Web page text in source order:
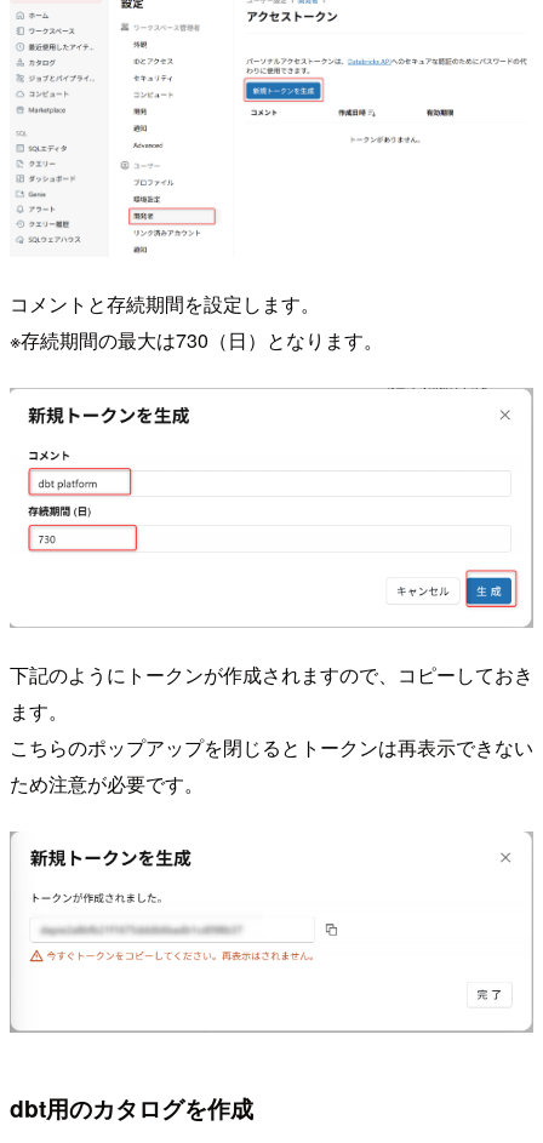
コメントと存続期間を設定します。
※存続期間の最大は730（日）となります。
下記のようにトークンが作成されますので、コピーしておき
ます。
こちらのポップアップを閉じるとトークンは再表示できない
ため注意が必要です。
dbt用のカタログを作成